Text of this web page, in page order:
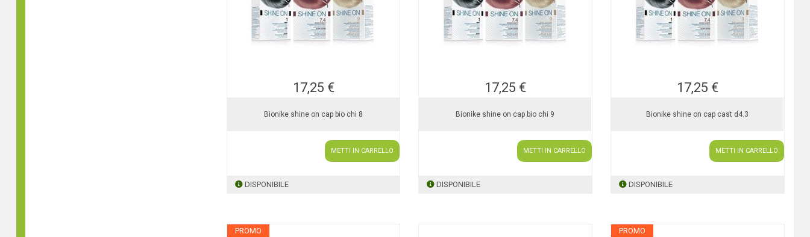
17,25 €
Bionike shine on cap bio chi 8
METTI IN CARRELLO
DISPONIBILE
17,25 €
Bionike shine on cap bio chi 9
METTI IN CARRELLO
DISPONIBILE
17,25 €
Bionike shine on cap cast d4.3
METTI IN CARRELLO
DISPONIBILE
PROMO PROMO